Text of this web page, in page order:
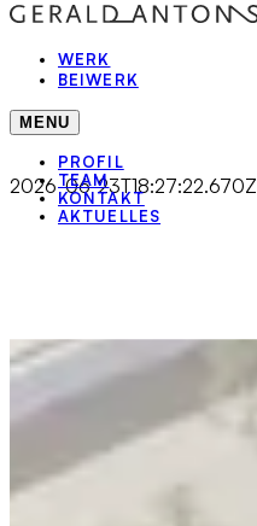
WERK
BEIWERK
MENU
PROFIL
TEAM
KONTAKT
AKTUELLES
2026-06-23T18:27:22.670Z